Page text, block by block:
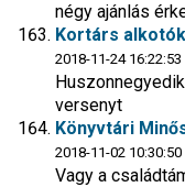
négy ajánlás
Kortárs
2018-11-24 16:22:53
versenyt
Könyvtári
2018-11-02 10:30:50
Vagy a